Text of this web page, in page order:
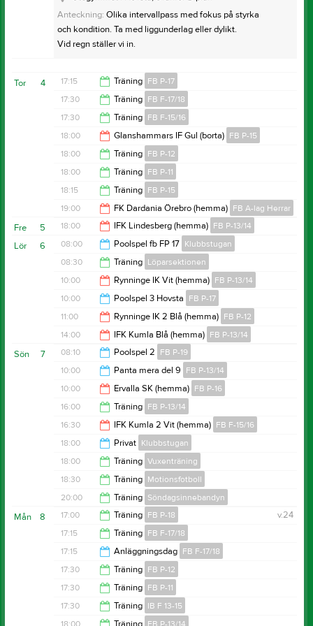
shorts, svarta fotbollsstrumpor, benskydd och fylld
vattenflaska.
Resultat och referat
Serie:P13-14 (9mot9) vår Grupp 2 Örebro
Samlingsinfo:I omklädningsrummet
Resultat och referat
3527334
Anteckning: Olika intervallpass med fokus på styrka
och kondition. Ta med liggunderlag eller dylikt.
Vid regn ställer vi in.
4
Tor 17:15 Träning FB P-17
18:15
17:30 Träning FB F-17/18
18:30
17:30 Träning FB F-15/16
18:30
18:00 Glanshammars IF Gul (borta) FB P-15
19:15
18:00 Träning FB P-12
19:30
18:00 Träning FB P-11
19:30
18:15 Träning FB P-15
19:30
19:00 FK Dardania Örebro (hemma) FB A-lag Herrar
21:00
5
Fre 18:00 IFK Lindesberg (hemma) FB P-13/14
20:00
6
Lör 08:00 Poolspel fb FP 17 Klubbstugan
15:00
08:30 Träning Löparsektionen
10:30
10:00 Rynninge IK Vit (hemma) FB P-13/14
12:00
10:00 Poolspel 3 Hovsta FB P-17
13:00
11:00 Rynninge IK 2 Blå (hemma) FB P-12
13:00
14:00 IFK Kumla Blå (hemma) FB P-13/14
15:30
7
Sön 08:10 Poolspel 2 FB P-19
12:00
10:00 Panta mera del 9 FB P-13/14
13:00
10:00 Ervalla SK (hemma) FB P-16
12:00
16:00 Träning FB P-13/14
17:30
16:30 IFK Kumla 2 Vit (hemma) FB F-15/16
18:00
18:00 Privat Klubbstugan
23:55
18:00 Träning Vuxenträning
19:00
18:30 Träning Motionsfotboll
20:00
20:00 Träning Söndagsinnebandyn
21:00
8
Mån v.24
17:00 Träning FB P-18
18:00
17:15 Träning FB F-17/18
18:15
17:15 Anläggningsdag FB F-17/18
18:15
17:30 Träning FB P-12
19:00
17:30 Träning FB P-11
19:00
17:30 Träning IB F 13-15